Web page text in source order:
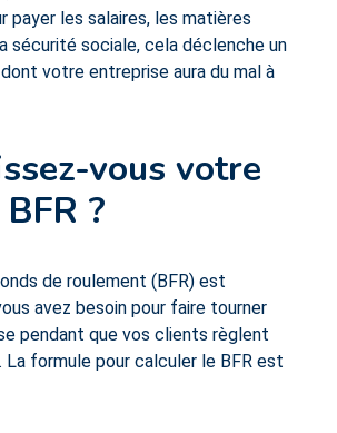
payer les salaires, les matières
sécurité sociale, cela déclenche un
votre entreprise aura du mal à
vous votre
?
de roulement (BFR) est
avez besoin pour faire tourner
pendant que vos clients règlent
La formule pour calculer le BFR est